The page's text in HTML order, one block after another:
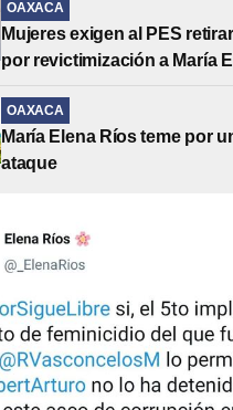
OAXACA
Mujeres exigen al PES
por revictimización a María
OAXACA
María Elena Ríos teme por
ataque